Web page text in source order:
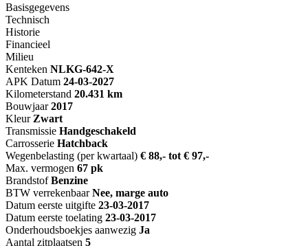
Basisgegevens
Technisch
Historie
Financieel
Milieu
Kenteken NLKG-642-X
APK Datum 24-03-2027
Kilometerstand 20.431 km
Bouwjaar 2017
Kleur Zwart
Transmissie Handgeschakeld
Carrosserie Hatchback
Wegenbelasting (per kwartaal) € 88,- tot € 97,-
Max. vermogen 67 pk
Brandstof Benzine
BTW verrekenbaar Nee, marge auto
Datum eerste uitgifte 23-03-2017
Datum eerste toelating 23-03-2017
Onderhoudsboekjes aanwezig Ja
Aantal zitplaatsen 5